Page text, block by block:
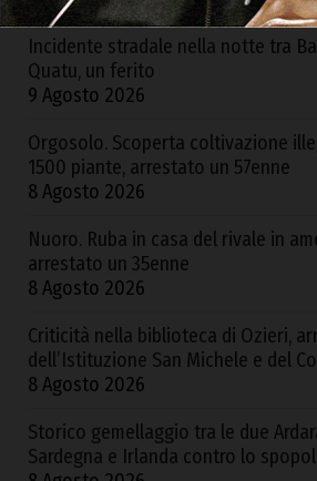
Incidente stradale nella notte tra
Quatu, un ferito
9 Agosto 2026
Orgosolo. Scoperta coltivazione
1500 piante, arrestato un 57enne
8 Agosto 2026
Nuoro. Ruba in casa del rivale in
arrestato un 35enne
8 Agosto 2026
Criticità nella biblioteca di Ozieri,
dell’Istituzione San Michele e del
8 Agosto 2026
Storico gemellaggio tra le due
Sardegna e Irlanda contro lo